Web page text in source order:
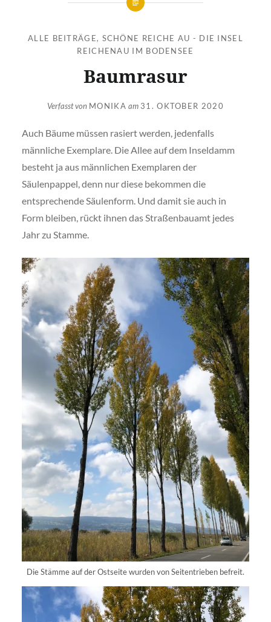
ALLE BEITRÄGE, SCHÖNE REICHE AU - DIE INSEL
REICHENAU IM BODENSEE
Baumrasur
Verfasst von MONIKA am 31. OKTOBER 2020
Auch Bäume müssen rasiert werden, jedenfalls
männliche Exemplare. Die Allee auf dem Inseldamm
besteht ja aus männlichen Exemplaren der
Säulenpappel, denn nur diese bekommen die
entsprechende Säulenform. Und damit sie auch in
Form bleiben, rückt ihnen das Straßenbauamt jedes
Jahr zu Stamme.
Die Stämme auf der Ostseite wurden von Seitentrieben befreit.